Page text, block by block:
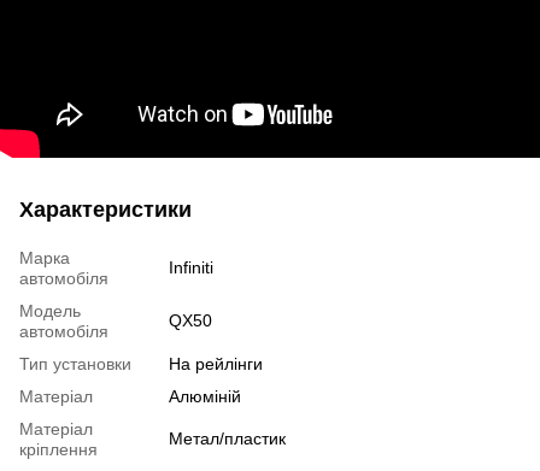
Характеристики
Марка
автомобіля
Infiniti
Модель
автомобіля
QX50
Тип установки
На рейлінги
Матеріал
Алюміній
Матеріал
кріплення
Метал/пластик